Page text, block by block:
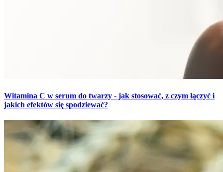
Witamina C w serum do twarzy - jak stosować, z czym łączyć i
jakich efektów się spodziewać?